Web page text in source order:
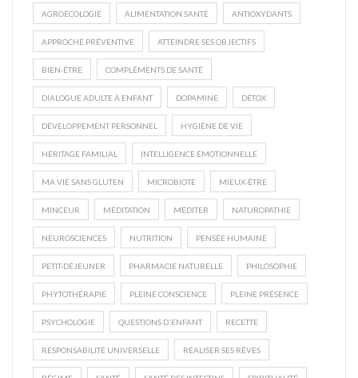
AGROÉCOLOGIE ALIMENTATION SANTÉ ANTIOXYDANTS
APPROCHE PRÉVENTIVE ATTEINDRE SES OBJECTIFS
BIEN-ÊTRE COMPLÉMENTS DE SANTÉ
DIALOGUE ADULTE À ENFANT DOPAMINE DÉTOX
DÉVELOPPEMENT PERSONNEL HYGIÈNE DE VIE
HÉRITAGE FAMILIAL INTELLIGENCE ÉMOTIONNELLE
MA VIE SANS GLUTEN MICROBIOTE MIEUX-ÊTRE
MINCEUR MÉDITATION MÉDITER NATUROPATHIE
NEUROSCIENCES NUTRITION PENSÉE HUMAINE
PETIT-DÉJEUNER PHARMACIE NATURELLE PHILOSOPHIE
PHYTOTHÉRAPIE PLEINE CONSCIENCE PLEINE PRÉSENCE
PSYCHOLOGIE QUESTIONS D'ENFANT RECETTE
RESPONSABILITÉ UNIVERSELLE RÉALISER SES RÊVES